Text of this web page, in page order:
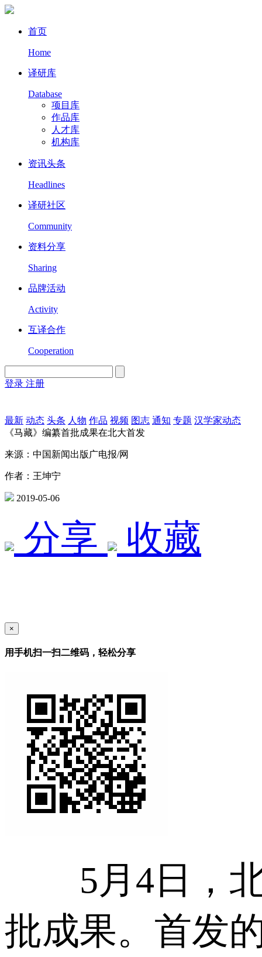
首页
Home
译研库
Database
项目库
作品库
人才库
机构库
资讯头条
Headlines
译研社区
Community
资料分享
Sharing
品牌活动
Activity
互译合作
Cooperation
登录 注册
最新 动态 头条 人物 作品 视频 图志 通知 专题 汉学家动态
《马藏》编纂首批成果在北大首发
来源：中国新闻出版广电报/网
作者：王坤宁
2019-05-06
分享 收藏
×
用手机扫一扫二维码，轻松分享
5月4日，北
批成果。首发